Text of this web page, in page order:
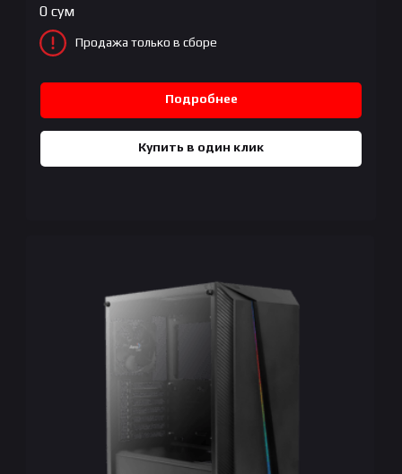
0 сум
Продажа только в сборе
Подробнее
Купить в один клик